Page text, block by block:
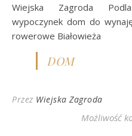
Wiejska Zagroda
wypoczynek dom do
rowerowe Białowieża
DOM
Przez Wiejska Zagroda
Możliwość